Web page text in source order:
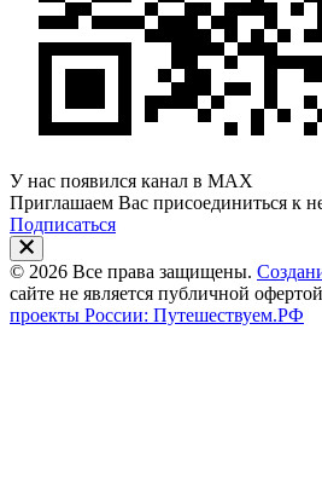
У нас появился канал в MAX
Приглашаем Вас присоединиться к
Подписаться
© 2026 Все права защищены.
сайте не является публичной
проекты России: Путешествуем.РФ